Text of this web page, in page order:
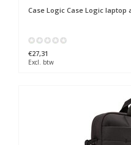
Case Logic Case Logic laptop
€27,31
Excl. btw